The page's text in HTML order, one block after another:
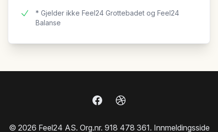
* Gjelder ikke Feel24 Grottebadet og Feel24
Balanse
FacebookNettside
© 2026 Feel24 AS. Org.nr. 918 478 361. Innmeldingsside